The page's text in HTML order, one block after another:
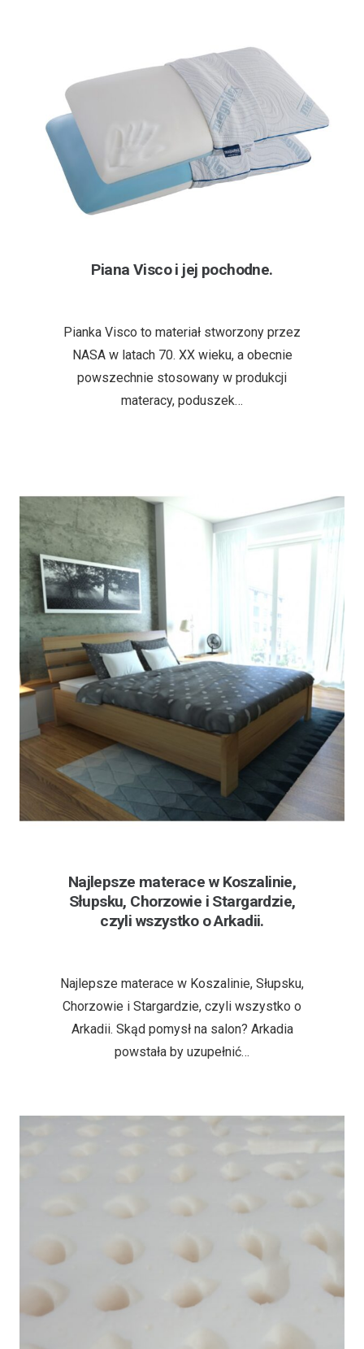
Piana Visco i jej pochodne.
Pianka Visco to materiał stworzony przez
NASA w latach 70. XX wieku, a obecnie
powszechnie stosowany w produkcji
materacy, poduszek…
Najlepsze materace w Koszalinie,
Słupsku, Chorzowie i Stargardzie,
czyli wszystko o Arkadii.
Najlepsze materace w Koszalinie, Słupsku,
Chorzowie i Stargardzie, czyli wszystko o
Arkadii. Skąd pomysł na salon? Arkadia
powstała by uzupełnić…